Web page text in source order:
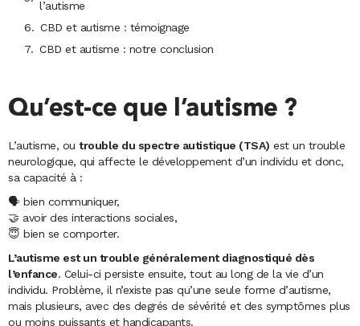
l’autisme
CBD et autisme : témoignage
CBD et autisme : notre conclusion
Qu’est-ce que l’autisme ?
L’autisme, ou trouble du spectre autistique (TSA) est un trouble
neurologique, qui affecte le développement d’un individu et donc,
sa capacité à :
🗣️ bien communiquer,
🤝 avoir des interactions sociales,
😇 bien se comporter.
L’autisme est un trouble généralement diagnostiqué dès
l’enfance. Celui-ci persiste ensuite, tout au long de la vie d’un
individu. Problème, il n’existe pas qu’une seule forme d’autisme,
mais plusieurs, avec des degrés de sévérité et des symptômes plus
ou moins puissants et handicapants.